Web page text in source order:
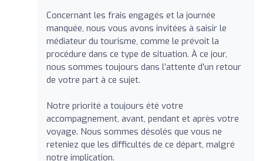
Concernant les frais engagés et la journée
manquée, nous vous avons invitées à saisir le
médiateur du tourisme, comme le prévoit la
procédure dans ce type de situation. À ce jour,
nous sommes toujours dans l’attente d’un retour
de votre part à ce sujet.
Notre priorité a toujours été votre
accompagnement, avant, pendant et après votre
voyage. Nous sommes désolés que vous ne
reteniez que les difficultés de ce départ, malgré
notre implication.